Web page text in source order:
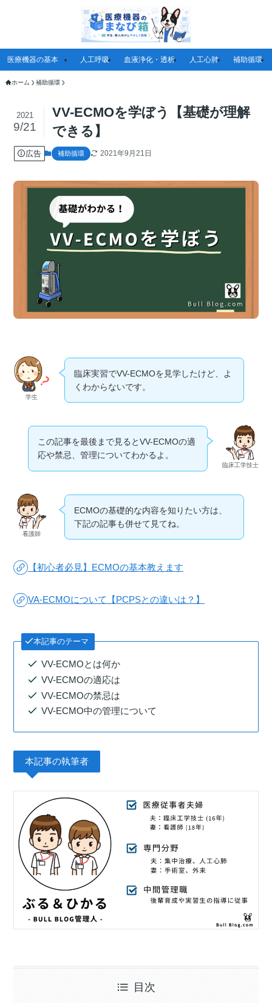
医療機器の基本 人工呼吸 血液浄化・透析 人工心肺 補助循環
ホーム 補助循環
VV-ECMOを学ぼう【基礎が理解
できる】
2021
9/21
広告 補助循環 2021年9月21日
学生
臨床実習でVV-ECMOを見学したけど、よ
くわからないです。
臨床工学技士
この記事を最後まで見るとVV-ECMOの適
応や禁忌、管理についてわかるよ。
看護師
ECMOの基礎的な内容を知りたい方は、
下記の記事も併せて見てね。
【初心者必見】ECMOの基本教えます
VA-ECMOについて【PCPSとの違いは？】
本記事のテーマ
VV-ECMOとは何か
VV-ECMOの適応は
VV-ECMOの禁忌は
VV-ECMO中の管理について
本記事の執筆者
目次